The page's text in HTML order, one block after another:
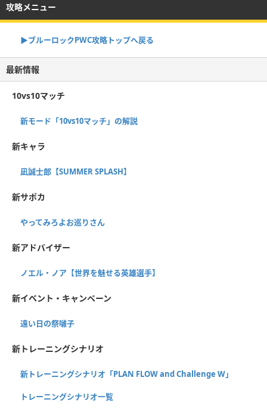
攻略メニュー
▶︎ブルーロックPWC攻略トップへ戻る
最新情報
10vs10マッチ
新モード「10vs10マッチ」の解説
新キャラ
凪誠士郎【SUMMER SPLASH】
新サポカ
やってみろよお巡りさん
新アドバイザー
ノエル・ノア【世界を魅せる英雄選手】
新イベント・キャンペーン
遠い日の祭囃子
新トレーニングシナリオ
新トレーニングシナリオ「PLAN FLOW and Challenge W」
トレーニングシナリオ一覧